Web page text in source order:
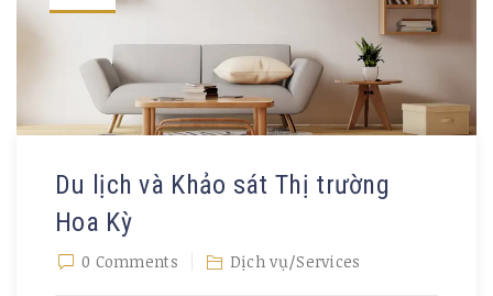
Du lịch và Khảo sát Thị trường
Hoa Kỳ
0 Comments Dịch vụ/Services